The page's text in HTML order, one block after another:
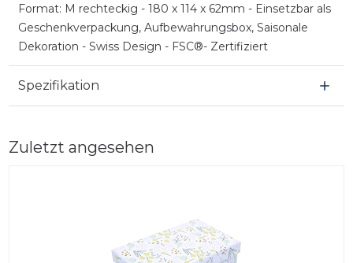
Format: M rechteckig - 180 x 114 x 62mm - Einsetzbar als
Geschenkverpackung, Aufbewahrungsbox, Saisonale
Dekoration - Swiss Design - FSC®- Zertifiziert
Spezifikation
Zuletzt angesehen